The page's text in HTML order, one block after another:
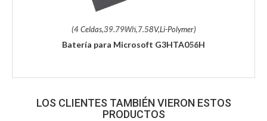
(4 Celdas,39.79Wh,7.58V,Li-Polymer)
Batería para Microsoft G3HTA056H
LOS CLIENTES TAMBIÉN VIERON ESTOS
PRODUCTOS